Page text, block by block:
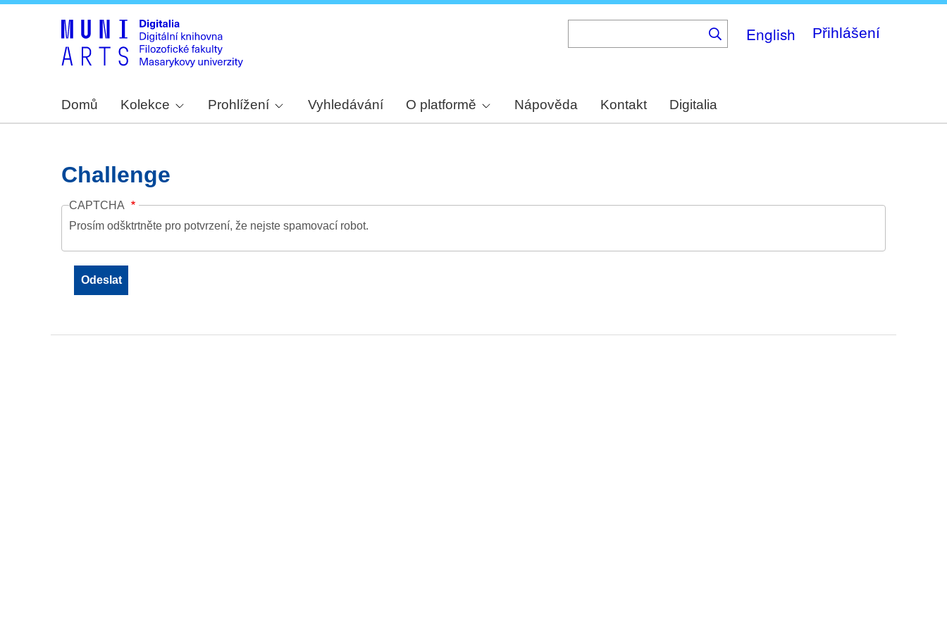
English Přihlášení
Domů Kolekce Prohlížení Vyhledávání O platformě Nápověda Kontakt Digitalia
Challenge
CAPTCHA
Prosím odšktrtněte pro potvrzení, že nejste spamovací robot.